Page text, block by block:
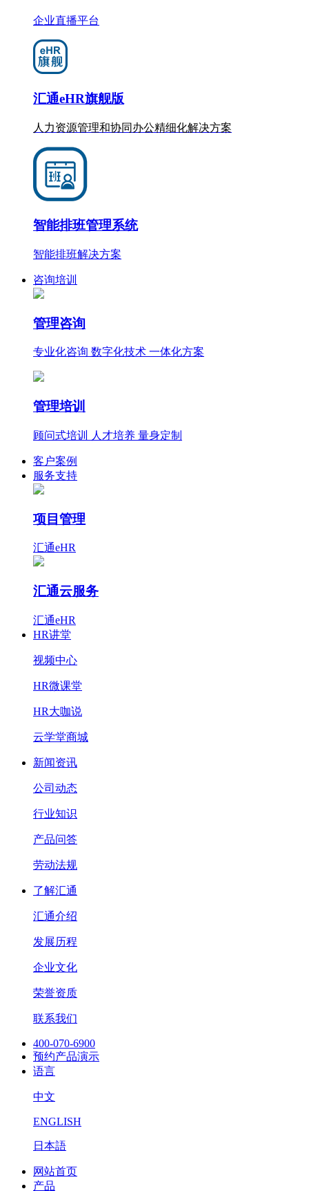
企业直播平台
汇通eHR旗舰版
人力资源管理和协同办公精细化解决方案
智能排班管理系统
智能排班解决方案
咨询培训
管理咨询
专业化咨询 数字化技术 一体化方案
管理培训
顾问式培训 人才培养 量身定制
客户案例
服务支持
项目管理
汇通eHR
汇通云服务
汇通eHR
HR讲堂
视频中心
HR微课堂
HR大咖说
云学堂商城
新闻资讯
公司动态
行业知识
产品问答
劳动法规
了解汇通
汇通介绍
发展历程
企业文化
荣誉资质
联系我们
400-070-6900
预约产品演示
语言
中文
ENGLISH
日本語
网站首页
产品